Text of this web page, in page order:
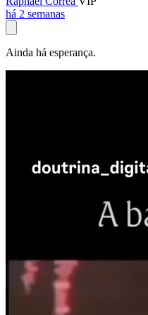
há 2 semanas
Ainda há esperança.